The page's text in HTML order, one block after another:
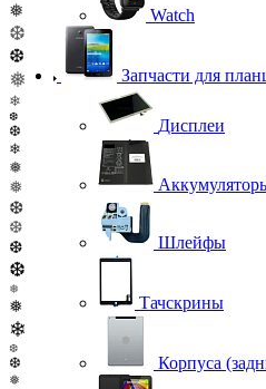
❅
❆
❆
❅
❄
❆
❆
❄
❅
❅
❆
❆
❆
❆
❅
❅
❄
❆
❆
❅
Watch
Запчасти для
Дисплеи
Шлейфы
Тачскрины
Корпуса